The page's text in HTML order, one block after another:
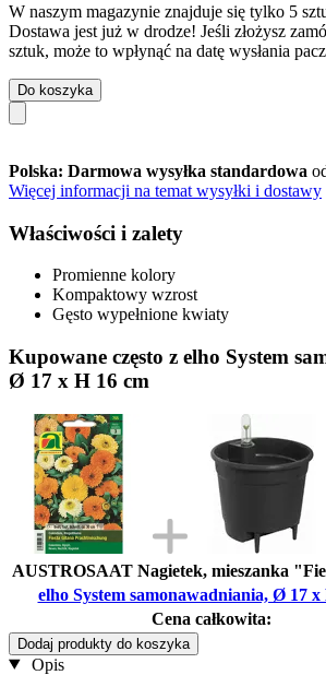
W naszym magazynie znajduje się tylko 5
Dostawa jest już w drodze! Jeśli złożysz
sztuk, może to wpłynąć na datę wysłania
Do koszyka
Polska: Darmowa wysyłka standardowa
Więcej informacji na temat wysyłki i dostawy
Właściwości i zalety
Promienne kolory
Kompaktowy wzrost
Gęsto wypełnione kwiaty
Kupowane często z elho System
Ø 17 x H 16 cm
AUSTROSAAT Nagietek, mieszanka
elho System samonawadniania, Ø 17 x
Cena całkowita:
Dodaj produkty do koszyka
Opis